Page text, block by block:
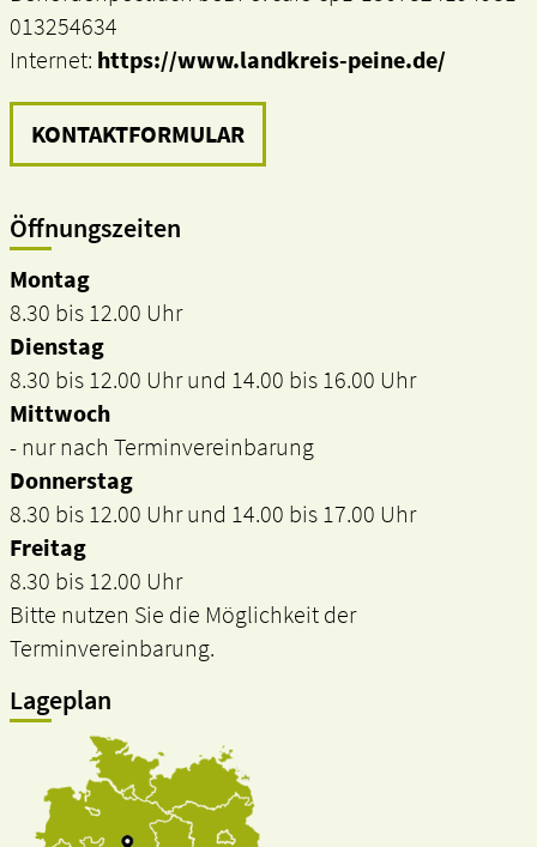
013254634
Internet: https://www.landkreis-peine.de/
KONTAKTFORMULAR
Öffnungszeiten
Montag
8.30 bis 12.00 Uhr
Dienstag
8.30 bis 12.00 Uhr und 14.00 bis 16.00 Uhr
Mittwoch
- nur nach Terminvereinbarung
Donnerstag
8.30 bis 12.00 Uhr und 14.00 bis 17.00 Uhr
Freitag
8.30 bis 12.00 Uhr
Bitte nutzen Sie die Möglichkeit der
Terminvereinbarung.
Lageplan